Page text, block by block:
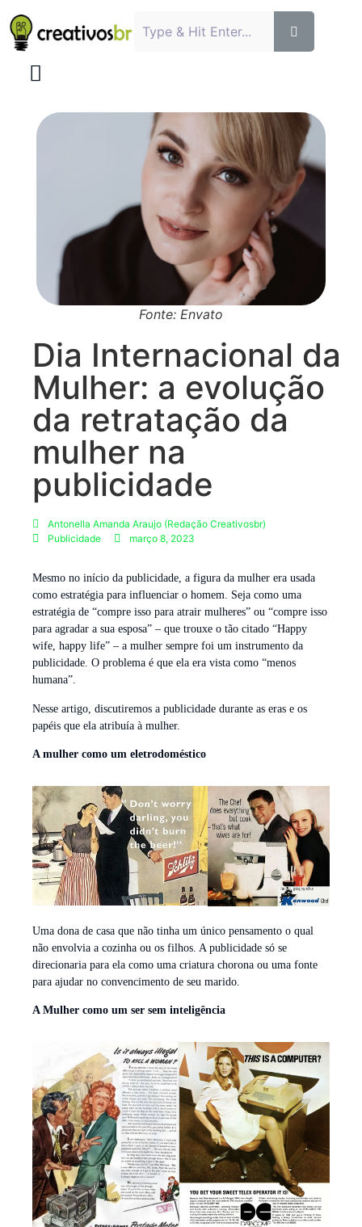
Fonte: Envato
Dia Internacional da
Mulher: a evolução
da retratação da
mulher na
publicidade
Antonella Amanda Araujo (Redação Creativosbr)
Publicidade
março 8, 2023
Mesmo no início da publicidade, a figura da mulher era usada
como estratégia para influenciar o homem. Seja como uma
estratégia de “compre isso para atrair mulheres” ou “compre isso
para agradar a sua esposa” – que trouxe o tão citado “Happy
wife, happy life” – a mulher sempre foi um instrumento da
publicidade. O problema é que ela era vista como “menos
humana”.
Nesse artigo, discutiremos a publicidade durante as eras e os
papéis que ela atribuía à mulher.
A mulher como um eletrodoméstico
Uma dona de casa que não tinha um único pensamento o qual
não envolvia a cozinha ou os filhos. A publicidade só se
direcionaria para ela como uma criatura chorona ou uma fonte
para ajudar no convencimento de seu marido.
A Mulher como um ser sem inteligência